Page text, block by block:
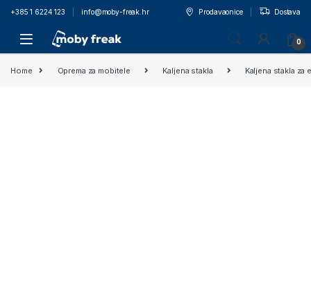
+385 1 6224 123 info@moby-freak.hr Prodavaonice Dostava
0
Home Oprema za mobitele Kaljena stakla Kaljena stakla za